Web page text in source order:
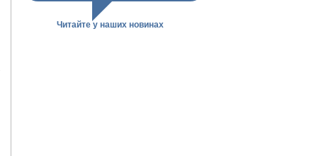
Читайте у наших новинах